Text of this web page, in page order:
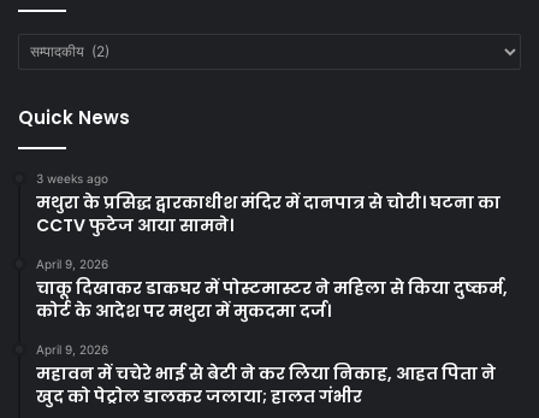
Categories
Quick News
3 weeks ago
मथुरा के प्रसिद्ध द्वारकाधीश मंदिर में दानपात्र से चोरी। घटना का
CCTV फुटेज आया सामने।
April 9, 2026
चाकू दिखाकर डाकघर में पोस्टमास्टर ने महिला से किया दुष्कर्म,
कोर्ट के आदेश पर मथुरा में मुकदमा दर्ज।
April 9, 2026
महावन में चचेरे भाई से बेटी ने कर लिया निकाह, आहत पिता ने
खुद को पेट्रोल डालकर जलाया; हालत गंभीर